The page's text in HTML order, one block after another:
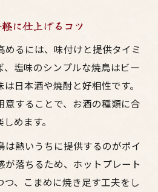
に仕上げるコツ
るには、味付けと提供タイミ
、塩味のシンプルな焼鳥はビー
日本酒や焼酎と好相性です。
意することで、お酒の種類に合
めます。
は熱いうちに提供するのがポイ
が落ちるため、ホットプレート
つ、こまめに焼き足す工夫をし